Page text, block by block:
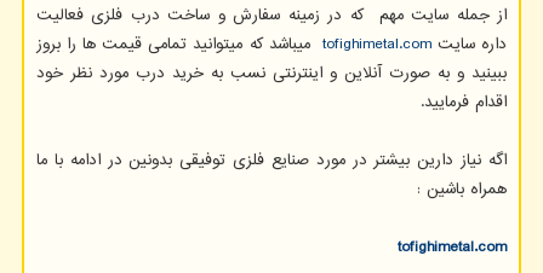
از جمله سایت مهم که در زمینه سفارش و ساخت درب فلزی فعالیت
داره سایتtofighimetal.com میباشد که میتوانید تمامی قیمت ها را بروز
ببینید و به صورت آنلاین و اینترنتی نسب به خرید درب مورد نظر خود
اقدام فرمایید.
اگه نیاز دارین بیشتر در مورد صنایع فلزی توفیقی بدونین در ادامه با ما
همراه باشین :
tofighimetal.com